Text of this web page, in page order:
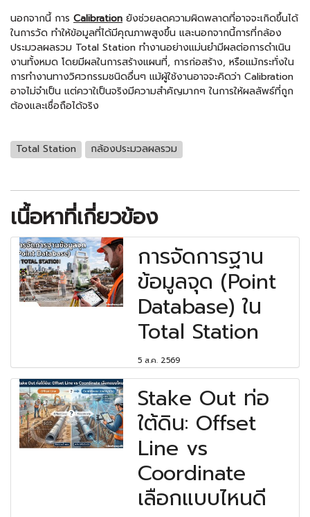
นอกจากนี้ การ Calibration ยังช่วยลดความผิดพลาดที่อาจจะเกิดขึ้นได้
ในการวัด ทำให้ข้อมูลที่ได้มีคุณภาพสูงขึ้น และนอกจากนี้การที่กล้อง
ประมวลผลรวม Total Station ทำงานอย่างแม่นยำมีผลต่อการดำเนิน
งานทั้งหมด โดยมีผลในการสร้างแผนที่, การก่อสร้าง, หรือแม้กระทั่งใน
การทำงานทางวิศวกรรมชนิดอื่นๆ แม้ผู้ใช้งานอาจจะคิดว่า Calibration
อาจไม่จำเป็น แต่ควาใเป็นจริงมีความสำคัญมากๆ ในการให้ผลลัพธ์ที่ถูก
ต้องและเชื่อถือได้จริง
Total Station กล้องประมวลผลรวม
เนื้อหาที่เกี่ยวข้อง
การจัดการฐาน
ข้อมูลจุด (Point
Database) ใน
Total Station
5 ส.ค. 2569
Stake Out ท่อ
ใต้ดิน: Offset
Line vs
Coordinate
เลือกแบบไหนดี